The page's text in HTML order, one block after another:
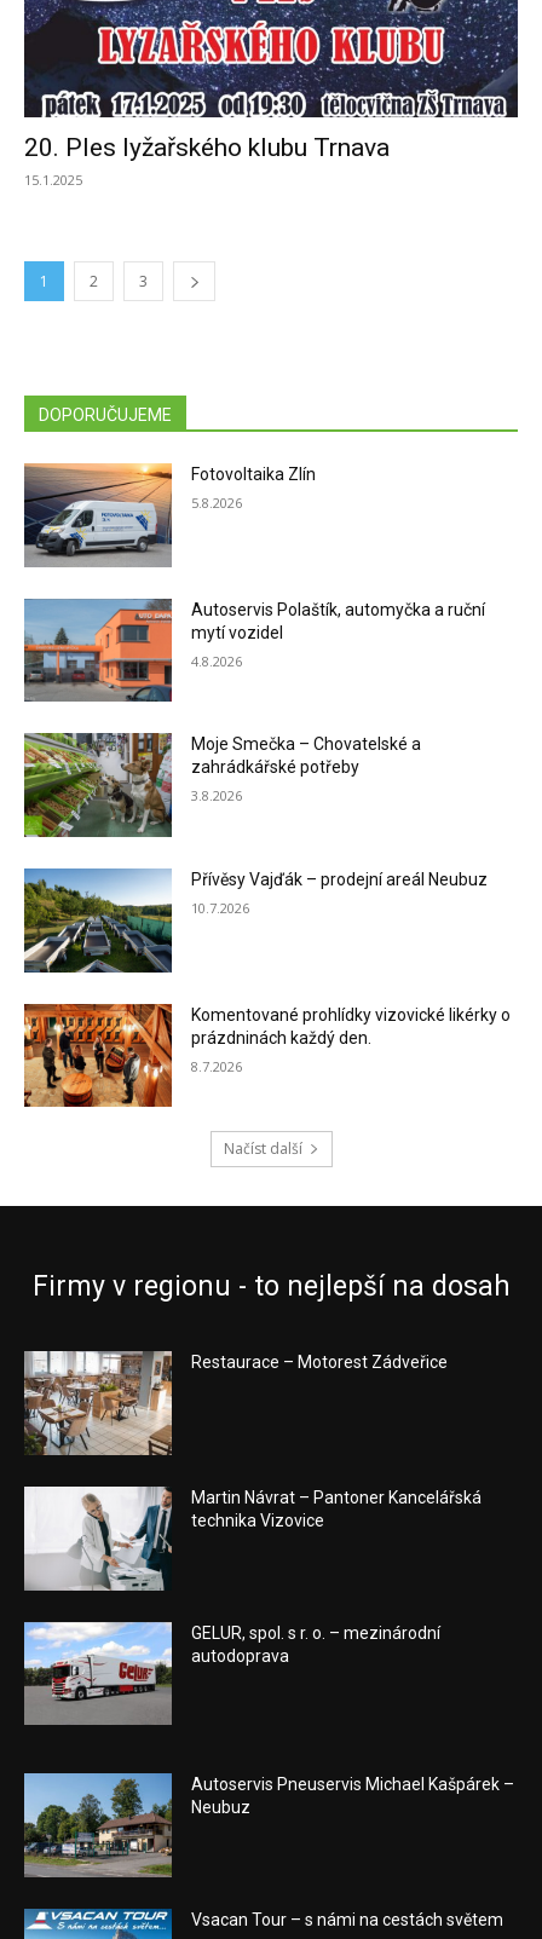
20. Ples lyžařského klubu Trnava
15.1.2025
1 2 3
DOPORUČUJEME
Fotovoltaika Zlín
5.8.2026
Autoservis Polaštík, automyčka a ruční
mytí vozidel
4.8.2026
Moje Smečka – Chovatelské a
zahrádkářské potřeby
3.8.2026
Přívěsy Vajďák – prodejní areál Neubuz
10.7.2026
Komentované prohlídky vizovické likérky o
prázdninách každý den.
8.7.2026
Načíst další
Firmy v regionu - to nejlepší na dosah
Restaurace – Motorest Zádveřice
Martin Návrat – Pantoner Kancelářská
technika Vizovice
GELUR, spol. s r. o. – mezinárodní
autodoprava
Autoservis Pneuservis Michael Kašpárek –
Neubuz
Vsacan Tour – s námi na cestách světem